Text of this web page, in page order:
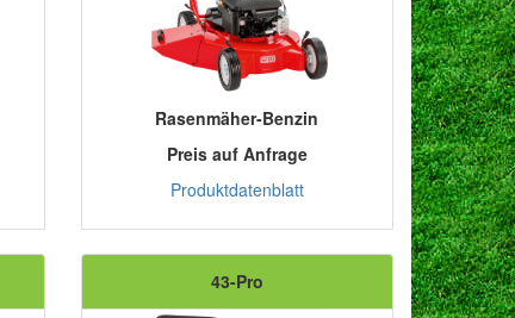
Rasenmäher-Benzin
Preis auf Anfrage
Produktdatenblatt
43-Pro